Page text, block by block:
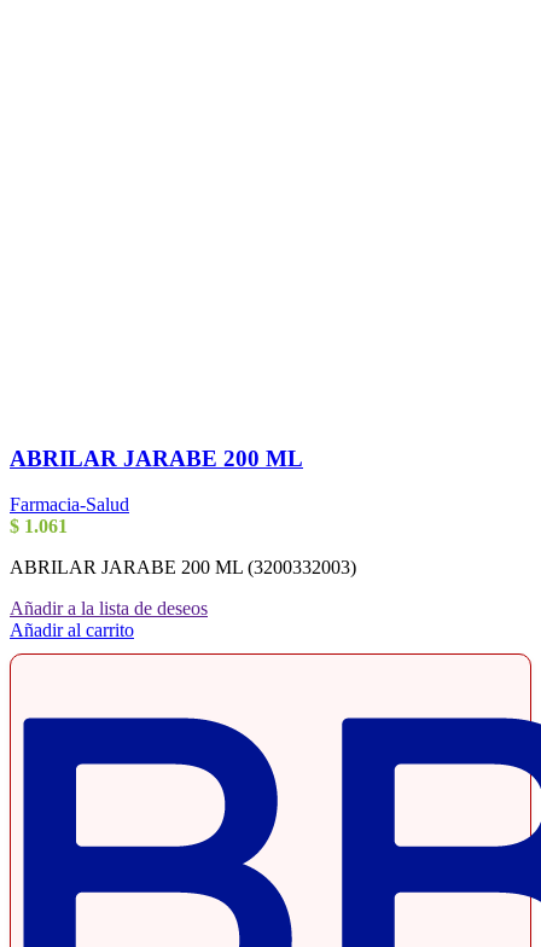
ABRILAR JARABE 200 ML
Farmacia-Salud
$ 1.061
ABRILAR JARABE 200 ML (3200332003)
Añadir a la lista de deseos
Añadir al carrito